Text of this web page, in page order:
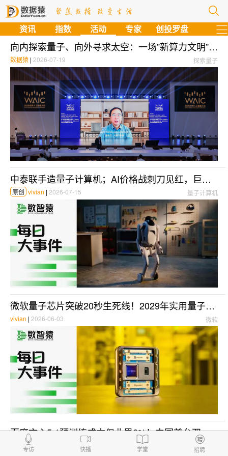
资讯 指数 活动 专家 创投罗盘
向内探索量子、向外寻求太空：一场”新算力文明”的起点对话
探索量子
数据猿 | 2026-07-19
中泰联手造量子计算机；AI价格战刺刀见红，巨头万亿美元豪赌引官方预警；A股“AI链”业绩狂飙1700% | 每日大事件
量子计算机
原创 vivian | 2026-07-15
微软量子芯片突破20秒生死线！2029年实用量子计算机定档，英伟达/OpenAI联手掀AI硬件革命 | 每日大事件
微软
vivian | 2026-06-03
百度文心5.1预训练成本仅业界6%！中国首台双核原子量子计算机问世，SpaceX豪掷550亿美元造AI芯片 | 每日大事件
百度文心5.1
Vivian|2026-05-09
专访 快播 学堂 招聘